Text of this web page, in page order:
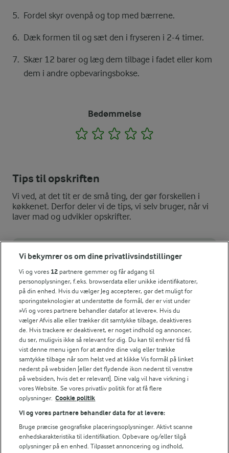
Fordel skyr ovenpå og top med bærrene.
Dæk formen til og sæt den i fryseren i 2-4 timer.
Skær 12 barer og læg dem tilbage i fadet eller kom
dem i andre opbevaringsbokse.
Bedømmelse
1 2 3 4
Tips til opskriften
Vi ved, at det tit er de små ting, der gør forskellen i
køkkenet. Derfor deler vi de tips, vi selv bruger, når vi
laver mad og udvikler opskrifter.
TIPS
De frosne bær kan erstattes af friske bær. Bruger du friske
NÆRINGSINDHOLD
Energiindhold:
13388 kJ / 3200 kcal
Energifordeling
ENERGI
Fiber:
70,7 g
Protein:
142 g
LAKTOSEFRI MADLAVNING
Få tips til madlavning uden
laktose
Andre gode forslag
Vi bekymrer os om dine privatlivsindstillinger
Vi og vores 12 partnere gemmer og får adgang til
personoplysninger, f.eks. browserdata eller unikke identifikatorer,
på din enhed. Hvis du vælger Jeg accepterer, gør det muligt for
sporingsteknologier at understøtte de formål, der er vist under
»Vi og vores partnere behandler datafor at levere«. Hvis du
vælger Afvis alle eller trækker dit samtykke tilbage, deaktiveres
de. Hvis trackere er deaktiveret, er noget indhold og annoncer,
du ser, muligvis ikke så relevant for dig. Du kan til enhver tid få
vist denne menu igen for at ændre dine valg eller trække
samtykke tilbage når som helst ved at klikke Vis formål på linket
nederst på websiden [eller det flydende ikon nederst til venstre
på websiden, hvis det er relevant]. Dine valg vil have virkning i
vores Website. Se vores privatliv politik for at få flere
oplysninger. Cookie politik
Vi og vores partnere behandler data for at levere:
Bruge præcise geografiske placeringsoplysninger. Aktivt scanne
enhedskarakteristika til identifikation. Opbevare og/eller tilgå
oplysninger på en enhed. Tilpasset annoncering og indhold,